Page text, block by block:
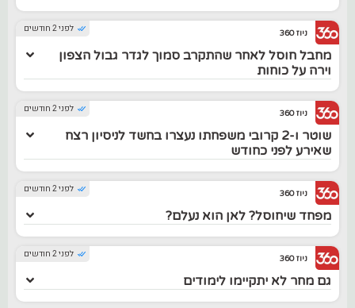
לפני 2 חודשים ניוז 360
מחבל חוסל לאחר שהתקרב סמוך לגדר גבול הצפון
וירה על כוחות
לפני 2 חודשים ניוז 360
שוטר ו-2 קרובי משפחתו נעצרו בחשד לניסיון רצח
שאירע לפני כחודש
לפני 2 חודשים ניוז 360
מפחד שיחוסל? לאן הוא נעלם?
לפני 2 חודשים ניוז 360
גם מחר לא יתקיימו לימודים